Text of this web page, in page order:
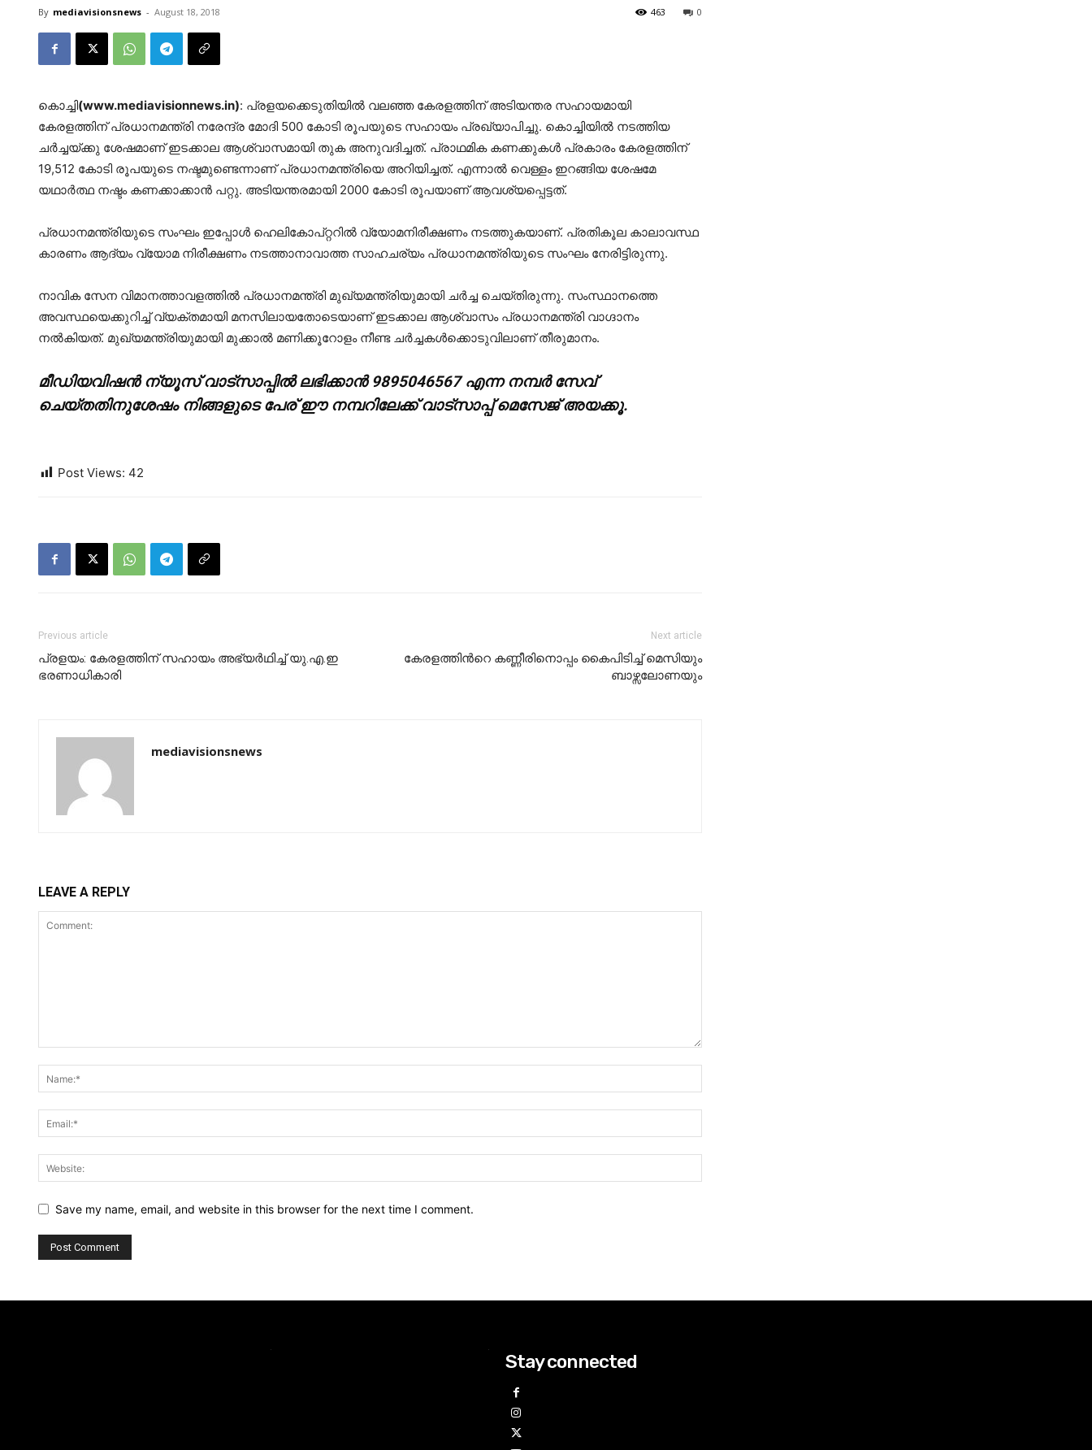
By mediavisionsnews - August 18, 2018 0
463
കൊച്ചി(www.mediavisionnews.in): പ്രളയക്കെടുതിയില്‍ വലഞ്ഞ കേരളത്തിന് അടിയന്തര സഹായമായി
കേരളത്തിന് പ്രധാനമന്ത്രി നരേന്ദ്ര മോദി 500 കോടി രൂപയുടെ സഹായം പ്രഖ്യാപിച്ചു. കൊച്ചിയില്‍ നടത്തിയ
ചര്‍ച്ചയ്ക്കു ശേഷമാണ് ഇടക്കാല ആശ്വാസമായി തുക അനുവദിച്ചത്. പ്രാഥമിക കണക്കുകള്‍ പ്രകാരം കേരളത്തിന്
19,512 കോടി രൂപയുടെ നഷ്ടമുണ്ടെന്നാണ് പ്രധാനമന്ത്രിയെ അറിയിച്ചത്. എന്നാല്‍ വെള്ളം ഇറങ്ങിയ ശേഷമേ
യഥാര്‍ത്ഥ നഷ്ടം കണക്കാക്കാന്‍ പറ്റു. അടിയന്തരമായി 2000 കോടി രൂപയാണ് ആവശ്യപ്പെട്ടത്.
പ്രധാനമന്ത്രിയുടെ സംഘം ഇപ്പോള്‍ ഹെലികോപ്റ്ററില്‍ വ്യോമനിരീക്ഷണം നടത്തുകയാണ്. പ്രതികൂല കാലാവസ്ഥ
കാരണം ആദ്യം വ്യോമ നിരീക്ഷണം നടത്താനാവാത്ത സാഹചര്യം പ്രധാനമന്ത്രിയുടെ സംഘം നേരിട്ടിരുന്നു.
നാവിക സേന വിമാനത്താവളത്തില്‍ പ്രധാനമന്ത്രി മുഖ്യമന്ത്രിയുമായി ചര്‍ച്ച ചെയ്തിരുന്നു. സംസ്ഥാനത്തെ
അവസ്ഥയെക്കുറിച്ച് വ്യക്തമായി മനസിലായതോടെയാണ് ഇടക്കാല ആശ്വാസം പ്രധാനമന്ത്രി വാഗ്ദാനം
നല്‍കിയത്. മുഖ്യമന്ത്രിയുമായി മുക്കാല്‍ മണിക്കൂറോളം നീണ്ട ചര്‍ച്ചകള്‍ക്കൊടുവിലാണ് തീരുമാനം.
മീഡിയവിഷൻ ന്യൂസ് വാട്സാപ്പില്‍ ലഭിക്കാന്‍ 9895046567 എന്ന നമ്പര്‍ സേവ്
ചെയ്തതിനുശേഷം നിങ്ങളുടെ പേര് ഈ നമ്പറിലേക്ക് വാട്സാപ്പ് മെസേജ് അയക്കൂ.
Post Views: 42
Previous article
പ്രളയം: കേരളത്തിന് സഹായം അഭ്യര്‍ഥിച്ച് യു.എ.ഇ
ഭരണാധികാരി
Next article
കേരളത്തിന്‍റെ കണ്ണീരിനൊപ്പം കൈപിടിച്ച് മെസിയും
ബാഴ്സലോണയും
mediavisionsnews
LEAVE A REPLY
Save my name, email, and website in this browser for the next time I comment.
Stay connected